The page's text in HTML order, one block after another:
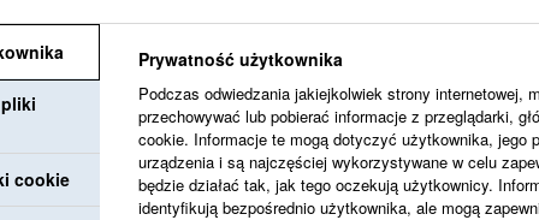
Dążymy do
Ciebie i z
Oferujemy
osobisty i
cookie
Prywatność użytkownika
Podczas odwiedzania jakiejkolwiek strony internetowej,
przechowywać lub pobierać informacje z przeglądarki,
cookie. Informacje te mogą dotyczyć użytkownika, jego
urządzenia i są najczęściej wykorzystywane w celu
będzie działać tak, jak tego oczekują użytkownicy.
identyfikują bezpośrednio użytkownika, ale mogą